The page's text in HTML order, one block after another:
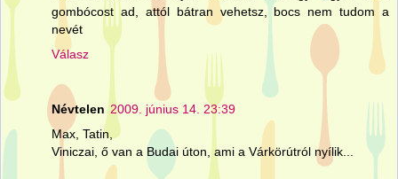
gombócost ad, attól bátran vehetsz, bocs nem tudom a
nevét
Válasz
Névtelen 2009. június 14. 23:39
Max, Tatin,
Viniczai, ő van a Budai úton, ami a Várkörútról nyílik...